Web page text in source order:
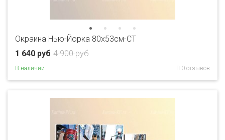
Окраина Нью-Йорка 80x53см-CT
4 900 руб
1 640 руб
В наличии 0 отзывов